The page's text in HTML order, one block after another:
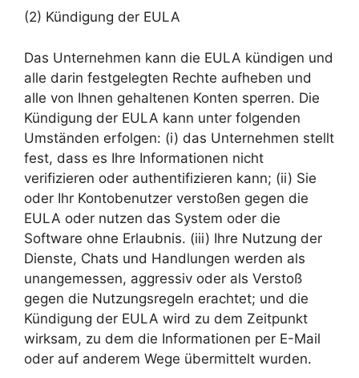
(2) Kündigung der EULA
Das Unternehmen kann die EULA kündigen und
alle darin festgelegten Rechte aufheben und
alle von Ihnen gehaltenen Konten sperren. Die
Kündigung der EULA kann unter folgenden
Umständen erfolgen: (i) das Unternehmen stellt
fest, dass es Ihre Informationen nicht
verifizieren oder authentifizieren kann; (ii) Sie
oder Ihr Kontobenutzer verstoßen gegen die
EULA oder nutzen das System oder die
Software ohne Erlaubnis. (iii) Ihre Nutzung der
Dienste, Chats und Handlungen werden als
unangemessen, aggressiv oder als Verstoß
gegen die Nutzungsregeln erachtet; und die
Kündigung der EULA wird zu dem Zeitpunkt
wirksam, zu dem die Informationen per E-Mail
oder auf anderem Wege übermittelt wurden.